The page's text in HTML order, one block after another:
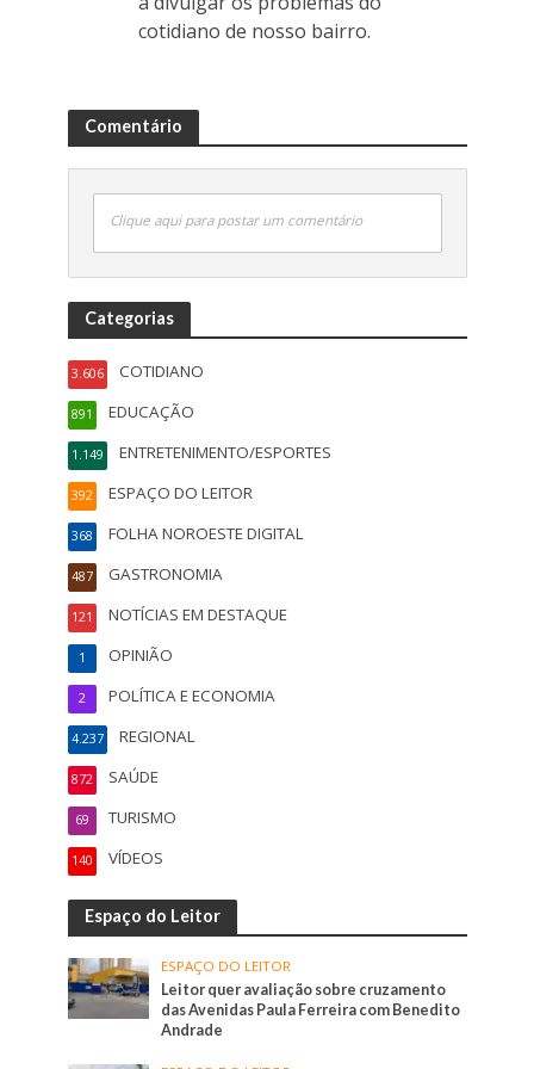
cotidiano de nosso bairro.
Comentário
Clique aqui para postar um comentário
Categorias
COTIDIANO
3.606
EDUCAÇÃO
891
ENTRETENIMENTO/ESPORTES
1.149
ESPAÇO DO LEITOR
392
FOLHA NOROESTE DIGITAL
368
GASTRONOMIA
487
NOTÍCIAS EM DESTAQUE
121
OPINIÃO
1
POLÍTICA E ECONOMIA
2
REGIONAL
4.237
SAÚDE
872
TURISMO
69
VÍDEOS
140
Espaço do Leitor
ESPAÇO DO LEITOR
Leitor quer avaliação sobre cruzamento
das Avenidas Paula Ferreira com Benedito
Andrade